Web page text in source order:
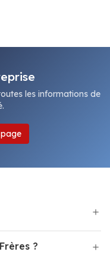
les informations de
?